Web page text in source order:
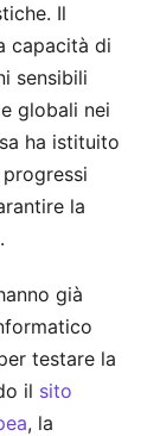
Il
capacità di
sensibili
globali nei
ha istituito
la
già
testare la
il sito
, la